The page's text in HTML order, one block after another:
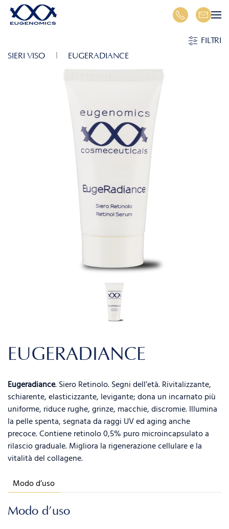
Skip to main content
FILTRI
SIERI VISO
EUGERADIANCE
EUGERADIANCE
Eugeradiance. Siero Retinolo. Segni dell’età. Rivitalizzante,
schiarente, elasticizzante, levigante; dona un incarnato più
uniforme, riduce rughe, grinze, macchie, discromie. Illumina
la pelle spenta, segnata da raggi UV ed aging anche
precoce. Contiene retinolo 0,5% puro microincapsulato a
rilascio graduale. Migliora la rigenerazione cellulare e la
vitalità del collagene.
Modo d’uso
Modo d’uso